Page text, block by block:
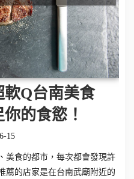
軟Q台南美食
的食慾！
15
美食的都市，每次都會發現許
薦的店家是在台南武廟附近的